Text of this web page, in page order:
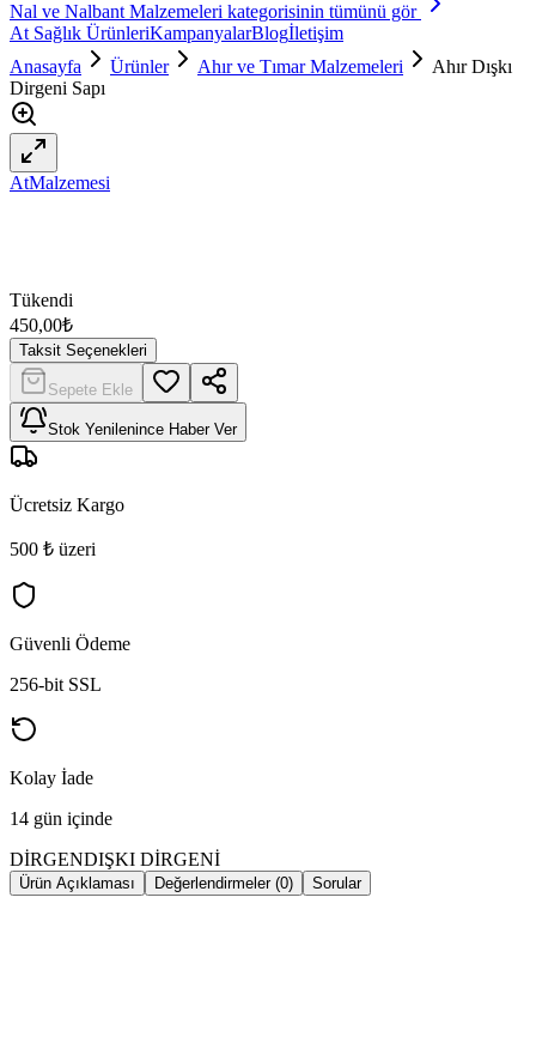
Nal ve Nalbant Malzemeleri kategorisinin tümünü gör
At Sağlık ÜrünleriKampanyalarBlogİletişim
Anasayfa
Ürünler Ahır ve Tımar Malzemeleri
Ahır Dışkı
Dirgeni Sapı
AtMalzemesi
Tükendi
450,00₺
Taksit Seçenekleri
Sepete Ekle
Stok Yenilenince Haber Ver
Ücretsiz Kargo
500 ₺ üzeri
Güvenli Ödeme
256-bit SSL
Kolay İade
14 gün içinde
DİRGENDIŞKI DİRGENİ
Ürün Açıklaması Değerlendirmeler (0) Sorular